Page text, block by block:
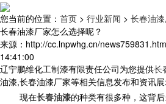
您当前的位置： 首页 > 行业新闻 > 长春油
长春油漆厂家怎么选择呢？
来源：http://cc.lnpwhg.cn/
14:41:00
辽宁鹏维化工制漆有限责任公司为您提供长
油漆,长春油漆厂家等相关信息发布和资讯展
现在长春油漆的种类有很多种，这背